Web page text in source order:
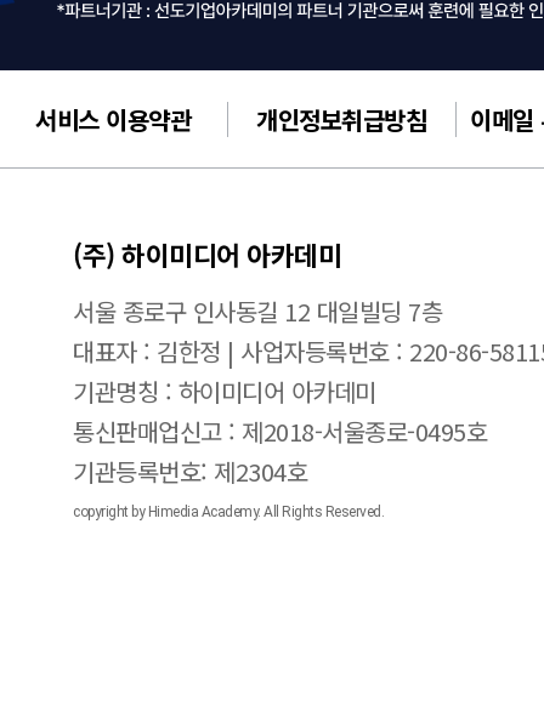
서비스 이용약관 개인정보취급방침 이메일
(주) 하이미디어 아카데미
서울 종로구 인사동길 12 대일빌딩 7층
대표자 : 김한정 | 사업자등록번호 : 220-86-
기관명칭 : 하이미디어 아카데미
통신판매업신고 : 제2018-서울종로-0495호
기관등록번호: 제2304호
copyright by Himedia Academy. All Rights Reserved.